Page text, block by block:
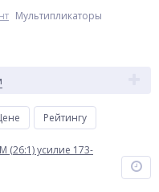
Мультипликаторы
Рейтингу
(26:1) усилие 173-